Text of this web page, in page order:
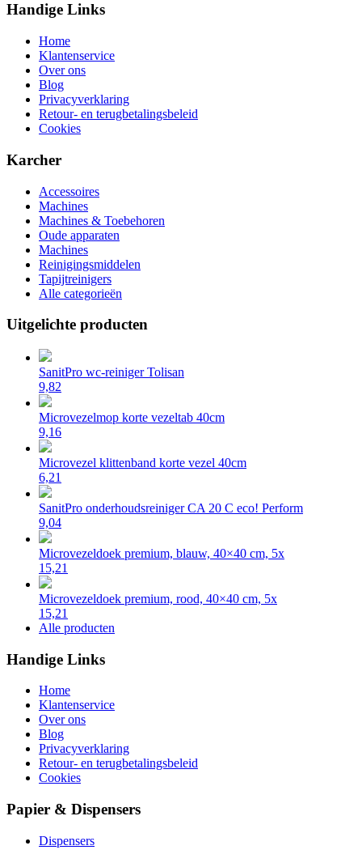
Handige Links
Home
Klantenservice
Over ons
Blog
Privacyverklaring
Retour- en terugbetalingsbeleid
Cookies
Karcher
Accessoires
Machines
Machines & Toebehoren
Oude apparaten
Machines
Reinigingsmiddelen
Tapijtreinigers
Alle categorieën
Uitgelichte producten
SanitPro wc-reiniger Tolisan
9,82
Microvezelmop korte vezeltab 40cm
9,16
Microvezel klittenband korte vezel 40cm
6,21
SanitPro onderhoudsreiniger CA 20 C eco! Perform
9,04
Microvezeldoek premium, blauw, 40×40 cm, 5x
15,21
Microvezeldoek premium, rood, 40×40 cm, 5x
15,21
Alle producten
Handige Links
Home
Klantenservice
Over ons
Blog
Privacyverklaring
Retour- en terugbetalingsbeleid
Cookies
Papier & Dispensers
Dispensers